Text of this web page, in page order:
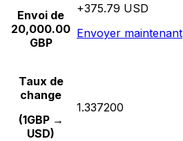
Envoi de
20,000.00
GBP
+375.79 USD
Envoyer maintenant
Taux de
change
(1GBP →
USD)
1.337200